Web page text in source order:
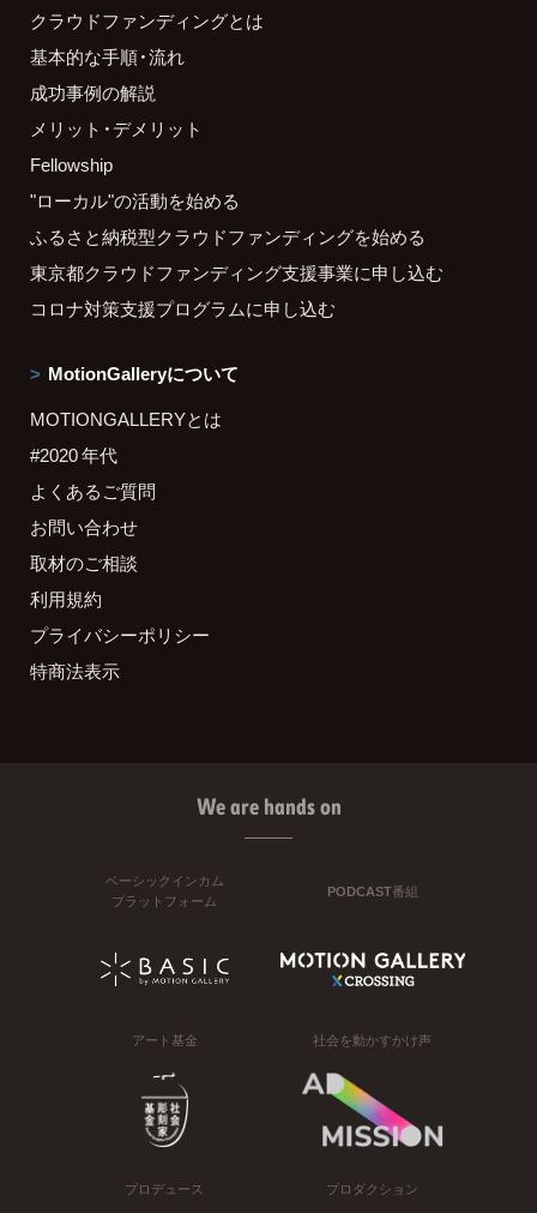
クラウドファンディングとは
基本的な手順・流れ
成功事例の解説
メリット・デメリット
Fellowship
"ローカル"の活動を始める
ふるさと納税型クラウドファンディングを始める
東京都クラウドファンディング支援事業に申し込む
コロナ対策支援プログラムに申し込む
MotionGalleryについて
MOTIONGALLERYとは
#2020 年代
よくあるご質問
お問い合わせ
取材のご相談
利用規約
プライバシーポリシー
特商法表示
We are hands on
ベーシックインカム
プラットフォーム
PODCAST番組
アート基金 社会を動かすかけ声
プロデュース プロダクション